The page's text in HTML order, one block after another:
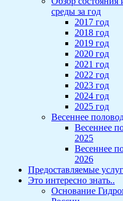
среды за год
2017 год
2018 год
2019 год
2020 год
2021 год
2022 год
2023 год
2024 год
2025 год
Весеннее
Весеннее
2025
Весеннее
2026
Предоставляемые
Это интересно знать..
Основание